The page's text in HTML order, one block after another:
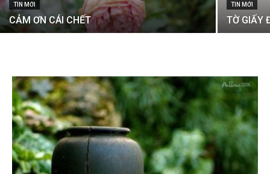
TIN MỚI
CẢM ƠN CÁI CHẾT
TIN MỚI
TỜ GIẤY